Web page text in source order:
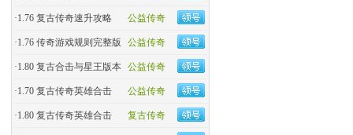
公益传奇
·1.76 复古传奇速升攻略
公益传奇
·1.76 传奇游戏规则完整版
公益传奇
·1.80 复古合击与星王版本
公益传奇
·1.70 复古传奇英雄合击
复古传奇
·1.80 复古传奇英雄合击